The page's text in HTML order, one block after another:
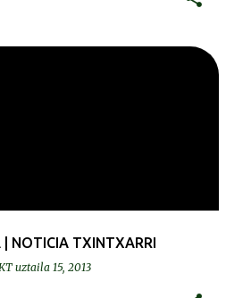
NOTICIA TXINTXARRI
uztaila 15, 2013